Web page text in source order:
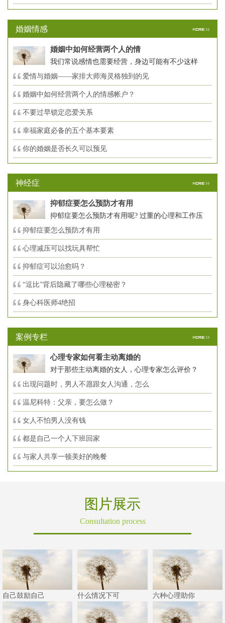
婚姻情感
婚姻中如何经营两个人的情
我们常说感情也需要经营，身边可能有不少这样
爱情与婚姻——家排大师海灵格独到的见
婚姻中如何经营两个人的情感帐户？
不要过早锁定恋爱关系
幸福家庭必备的五个基本要素
你的婚姻是否长久可以预见
神经症
抑郁症要怎么预防才有用
抑郁症要怎么预防才有用呢? 过重的心理和工作压
抑郁症要怎么预防才有用
心理减压可以找玩具帮忙
抑郁症可以治愈吗？
“逗比”背后隐藏了哪些心理秘密？
身心科医师4绝招
案例专栏
心理专家如何看主动离婚的
对于那些主动离婚的女人，心理专家怎么评价？
出现问题时，男人不愿跟女人沟通，怎么
温尼科特：父亲，要怎么做？
女人不怕男人没有钱
都是自己一个人下班回家
与家人共享一顿美好的晚餐
图片展示
Consultation process
自己鼓励自己 什么情况下可 六种心理助你